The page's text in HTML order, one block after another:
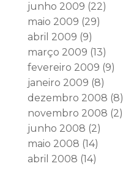
junho 2009 (22)
maio 2009 (29)
abril 2009 (9)
março 2009 (13)
fevereiro 2009 (9)
janeiro 2009 (8)
dezembro 2008 (8)
novembro 2008 (2)
junho 2008 (2)
maio 2008 (14)
abril 2008 (14)